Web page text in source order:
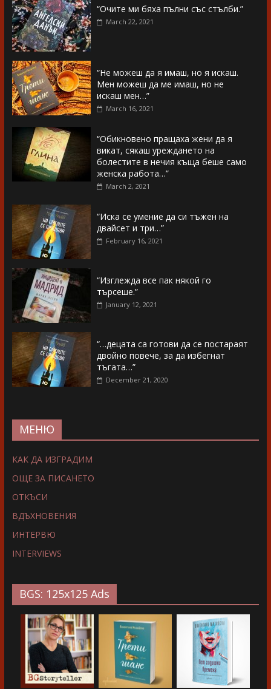
“Очите ми бяха пълни със стълби.”
March 22, 2021
“Не можеш да я имаш, но я искаш.
Мен можеш да ме имаш, но не
искаш мен…”
March 16, 2021
“Обикновено пращаха жени да я
викат, сякаш уреждането на
болестите в нечия къща беше само
женска работа…”
March 2, 2021
“Иска се умение да си тъжен на
двайсет и три…”
February 16, 2021
“Изглежда все пак някой го
търсеше.”
January 12, 2021
“…децата са готови да се постараят
двойно повече, за да избегнат
тъгата…”
December 21, 2020
МЕНЮ
КАК ДА ИЗГРАДИМ
ОЩЕ ЗА ПИСАНЕТО
ОТКЪСИ
ВДЪХНОВЕНИЯ
ИНТЕРВЮ
INTERVIEWS
BGS: 125x125 Ads